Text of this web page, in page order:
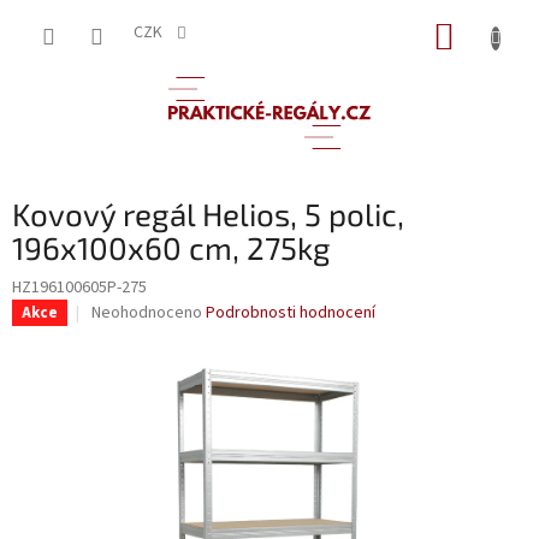
CZK
Kovový regál Helios, 5 polic,
196x100x60 cm, 275kg
HZ196100605P-275
Akce
Průměrné
Neohodnoceno Podrobnosti hodnocení